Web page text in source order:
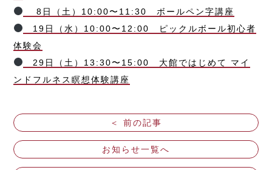
8日（土）10:00〜11:30 ボールペン字講座
19日（水）10:00〜12:00 ピックルボール初心者
体験会
29日（土）13:30〜15:00 大館ではじめて マイ
ンドフルネス瞑想体験講座
＜ 前の記事
お知らせ一覧へ